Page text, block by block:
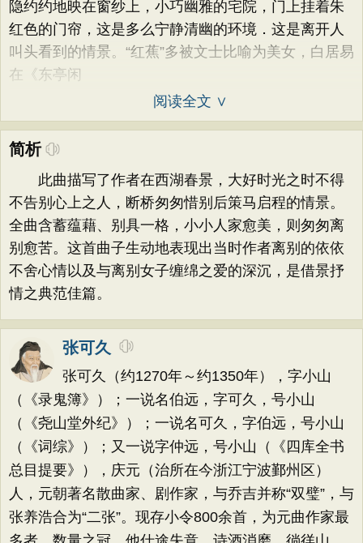
隐约约地映在窗纱上，小巧幽雅的宅院，门上挂着朱
红色的门帘，这是多么宁静清幽的环境．这是离开人
叫头看到的情景。“红蕉”多被文士比喻为美女，白居易
在《东亭闲
阅读全文 ∨
简析
此曲描写了作者在西湖春景，大好时光之时不得
不告别心上之人，断桥匆匆惜别后策马启程的情景。
全曲含蓄蕴藉、别具一格，小小人家愈美，则匆匆离
别愈苦。这首曲子生动地表现出当时作者离别的依依
不舍心情以及与离别女子缠绵之爱的深沉，是借景抒
情之典范佳篇。
张可久
张可久（约1270年～约1350年），字小山
（《录鬼簿》）；一说名伯远，字可久，号小山
（《尧山堂外纪》）；一说名可久，字伯远，号小山
（《词综》）；又一说字仲远，号小山（《四库全书
总目提要》），庆元（治所在今浙江宁波鄞州区）
人，元朝著名散曲家、剧作家，与乔吉并称“双璧”，与
张养浩合为“二张”。现存小令800余首，为元曲作家最